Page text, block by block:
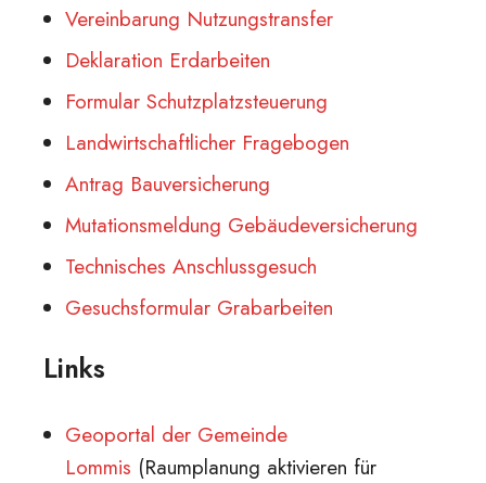
Vereinbarung Nutzungstransfer
Deklaration Erdarbeiten
Formular Schutzplatzsteuerung
Landwirtschaftlicher Fragebogen
Antrag Bauversicherung
Mutationsmeldung Gebäudeversicherung
Technisches Anschlussgesuch
Gesuchsformular Grabarbeiten
Links
Geoportal der Gemeinde
Lommis (Raumplanung aktivieren für